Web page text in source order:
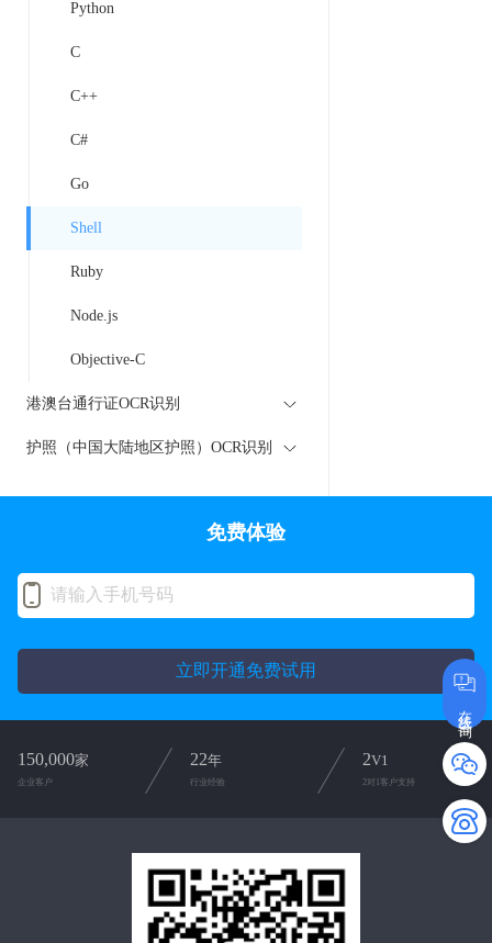
Python
C
C++
C#
Go
Shell
Ruby
Node.js
Objective-C
港澳台通行证OCR识别
护照（中国大陆地区护照）OCR识别
在线咨询
免费体验
立即开通免费试用
150,000家
企业客户
22年
行业经验
2V1
2对1客户支持